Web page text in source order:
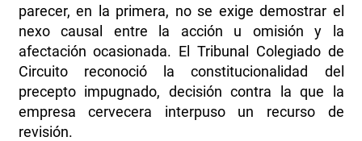
parecer, en la primera, no se exige demostrar el
nexo causal entre la acción u omisión y la
afectación ocasionada. El Tribunal Colegiado de
Circuito reconoció la constitucionalidad del
precepto impugnado, decisión contra la que la
empresa cervecera interpuso un recurso de
revisión.